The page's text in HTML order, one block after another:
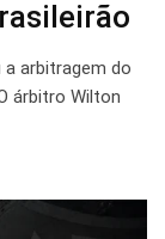
arbitragem do
árbitro Wilton